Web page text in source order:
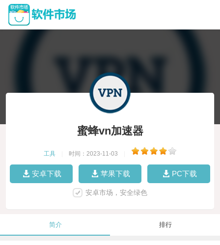
蜜蜂vn加速器
工具 时间：2023-11-03
安卓下载 苹果下载 PC下载
安卓市场，安全绿色
简介 排行